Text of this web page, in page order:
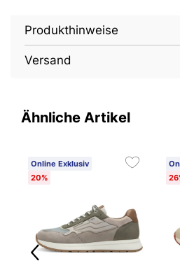
Produkthinweise
Versand
Ähnliche Artikel
Online Exklusiv
20%